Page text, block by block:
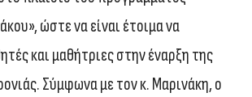
ώστε να είναι έτοιμα να
και μαθήτριες στην έναρξη της
Σύμφωνα με τον κ. Μαρινάκη, ο